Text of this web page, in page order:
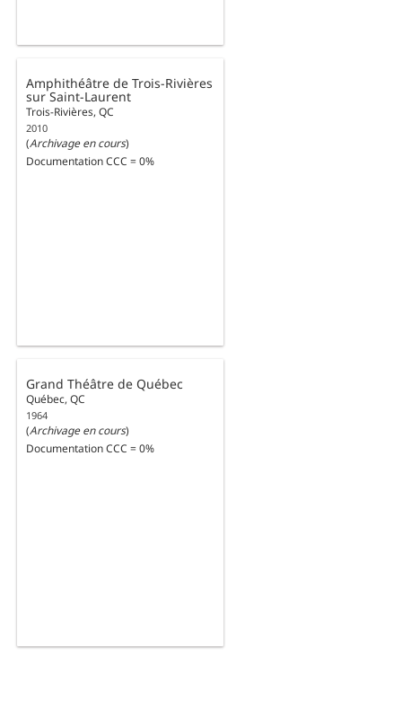
Amphithéâtre de Trois-Rivières
sur Saint-Laurent
Trois-Rivières, QC
2010
(Archivage en cours)
Documentation CCC = 0%
Grand Théâtre de Québec
Québec, QC
1964
(Archivage en cours)
Documentation CCC = 0%